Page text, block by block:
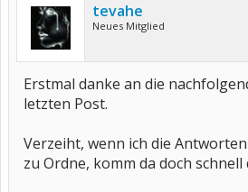
tevahe
Neues Mitglied
Erstmal danke an die
letzten Post.
Verzeiht, wenn ich die
zu Ordne, komm da doch